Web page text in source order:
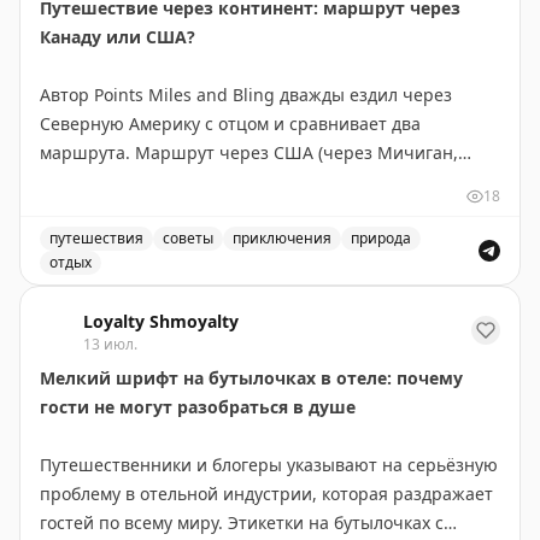
несколько ночей спал на пляже Ямайки.
напоминает о важности осторожности при онлайн-
знакомствах, особенно когда речь идет о финансовых
вложениях. История Брюэра — наглядный пример
того, как романтические надежды могут обернуться
Gary Leff
Путешествие через континент: маршрут через
Канаду или США?
Автор Points Miles and Bling дважды ездил через
Северную Америку с отцом и сравнивает два
маршрута. Маршрут через США (через Мичиган,
экономнее по топливу — идеален, если спешите. Но
главное открытие — это не пейзажи, а люди и
неожиданные остановки. В маленьком городке
номер, а ужин превратился в экскурсию по винному
погребу. Канадский маршрут длиннее, но предлагает
более продолжительные красивые виды: озера и леса
Северного Онтарио, Канадские Скалистые горы.
Канаду и выделите 5-6 дней, посетив малые города
вроде Вавы или Муз-Джо. Если спешите — США
справедливо конкурируют, особенно если оставить
18
путешествия советы приключения
природа
отдых
Loyalty Shmoyalty
13 июл.
Мелкий шрифт на бутылочках в отеле: почему
гости не могут разобраться в душе
Путешественники и блогеры указывают на серьёзную
проблему в отельной индустрии, которая раздражает
гостей по всему миру. Этикетки на бутылочках с